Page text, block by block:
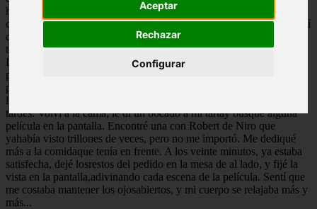
Aceptar
Rechazar
Configurar
hacer, llamé al servicio de habitación ypedí que me trajeran algo de
comida y bebida fresca, para pasar la tarde. Eldía estaba nublado, así
que cerré el ventanal que daba al amplio balcón.Encendí la
televisión y me recosté en la cama, sin la intención de dormirmeaún.
Luego de unos minutos, mis párpados se cerraban inevitablemente,
pero nollegué a dormirme por completo porque golpearon a la
puerta. Fui a abrir, y elmozo me entregó la tarta de verduras y la
limonada que había ordenado. Le di supropina y me dio las buenas
tardes. Volví a la cama, le di un bocado a mi tartay busqué alguna
película en la pantalla. Encontré una con Robert de Niro que
yahabía visto trillones de veces, pero no me importó. Me dediqué
más a la comidaque tenía en frente. A los veinte minutos, ya estaba
satisfecha, dejé losrestos del pedido en la mesa de al lado, y fijé la
vista en la pantalla,adivinando cada escena de la película. Sentí que
me costaba mantener los ojosabiertos, y mi cuerpo se relajaba más y
más...